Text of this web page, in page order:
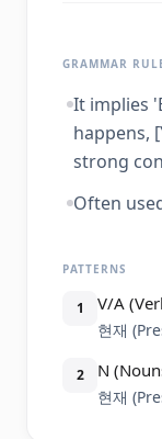
GRAMMAR
It implies
happens,
strong
Often
PATTERNS
1 V/A
현재
2 N
현재